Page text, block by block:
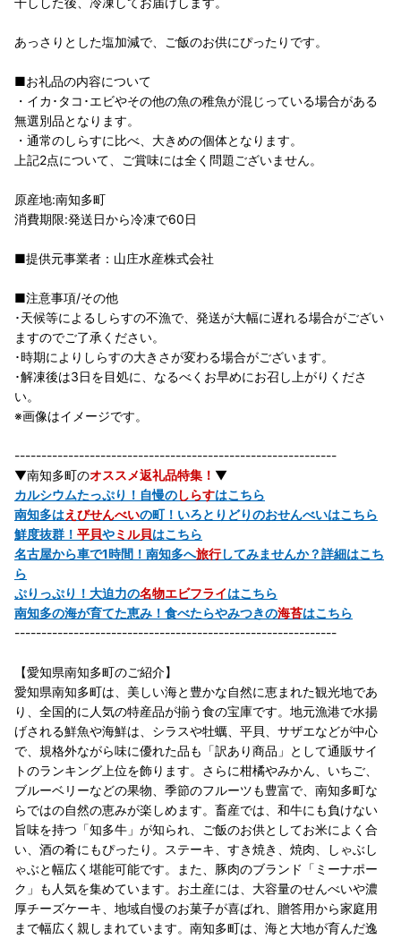
あっさりとした塩加減で、ご飯のお供にぴったりです。
■お礼品の内容について
・イカ･タコ･エビやその他の魚の稚魚が混じっている場合がある
無選別品となります。
・通常のしらすに比べ、大きめの個体となります。
上記2点について、ご賞味には全く問題ございません。
原産地:南知多町
消費期限:発送日から冷凍で60日
■提供元事業者：山庄水産株式会社
■注意事項/その他
･天候等によるしらすの不漁で、発送が大幅に遅れる場合がござい
ますのでご了承ください。
･時期によりしらすの大きさが変わる場合がございます。
･解凍後は3日を目処に、なるべくお早めにお召し上がりくださ
い。
※画像はイメージです。
------------------------------------------------------------
▼南知多町のオススメ返礼品特集！ ▼
カルシウムたっぷり！自慢のしらすはこちら
南知多はえびせんべいの町！いろとりどりのおせんべいはこちら
鮮度抜群！ 平貝やミル貝はこちら
名古屋から車で1時間！南知多へ旅行してみませんか？詳細はこち
ら
ぷりっぷり！大迫力の名物エビフライはこちら
南知多の海が育てた恵み！食べたらやみつきの海苔はこちら
------------------------------------------------------------
【愛知県南知多町のご紹介】
愛知県南知多町は、美しい海と豊かな自然に恵まれた観光地であ
り、全国的に人気の特産品が揃う食の宝庫です。地元漁港で水揚
げされる鮮魚や海鮮は、シラスや牡蠣、平貝、サザエなどが中心
で、規格外ながら味に優れた品も「訳あり商品」として通販サイ
トのランキング上位を飾ります。さらに柑橘やみかん、いちご、
ブルーベリーなどの果物、季節のフルーツも豊富で、南知多町な
らではの自然の恵みが楽しめます。畜産では、和牛にも負けない
旨味を持つ「知多牛」が知られ、ご飯のお供としてお米によく合
い、酒の肴にもぴったり。ステーキ、すき焼き、焼肉、しゃぶし
ゃぶと幅広く堪能可能です。また、豚肉のブランド「ミーナポー
ク」も人気を集めています。お土産には、大容量のせんべいや濃
厚チーズケーキ、地域自慢のお菓子が喜ばれ、贈答用から家庭用
まで幅広く親しまれています。南知多町は、海と大地が育んだ逸